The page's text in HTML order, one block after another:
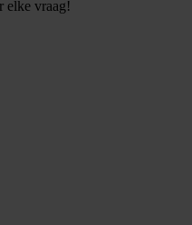
elke vraag!